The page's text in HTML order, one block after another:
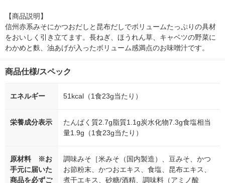
【商品説明】
信州赤系みそにかつおだしと昆布だしでボリュームたっぷりの具材
をおいしく引き立てます。長ねぎ、ほうれん草、キャベツの野菜に
わかめと麩、油あげが入ったボリューム感満点のお味噌汁です。
商品仕様/スペック
エネルギー 51kcal（1食23g当たり）
栄養成分表示
たんぱく質2.7g脂質1.1g炭水化物7.3g食塩相当
量1.9g（1食23g当たり）
原材料 ※お
手元に届いた
商品を必ずご
調味みそ［米みそ（国内製造）、豆みそ、かつ
お節粉末、かつおエキス、食塩、昆布エキス、
煮干エキス、砂糖/酒精、調味料（アミノ酸